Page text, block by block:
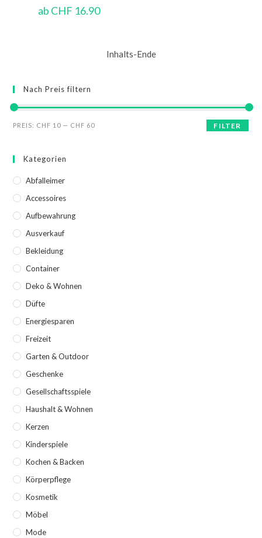
ab CHF 16.90
Inhalts-Ende
Nach Preis filtern
FILTER
PREIS: CHF 10 — CHF 60
Kategorien
Abfalleimer
Accessoires
Aufbewahrung
Ausverkauf
Bekleidung
Container
Deko & Wohnen
Düfte
Energiesparen
Freizeit
Garten & Outdoor
Geschenke
Gesellschaftsspiele
Haushalt & Wohnen
Kerzen
Kinderspiele
Kochen & Backen
Körperpflege
Kosmetik
Möbel
Mode